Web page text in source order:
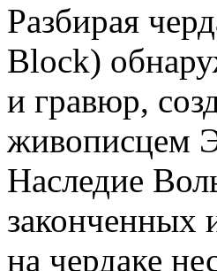
Разбирая
Block)
и гравюр,
живописцем
Наследие
законченных
на чердаке